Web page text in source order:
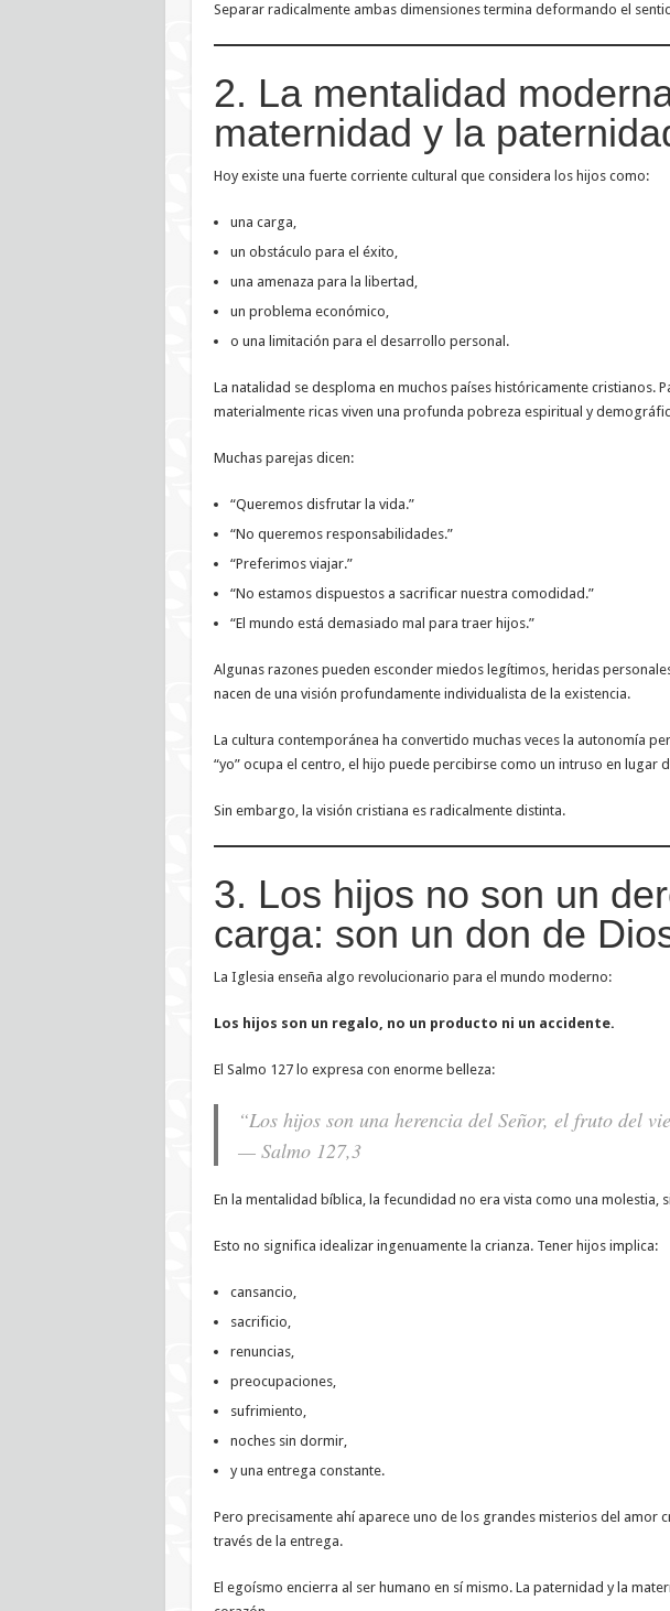
Separar radicalmente ambas dimensiones termina deformando el
2. La mentalidad
maternidad y la
Hoy existe una fuerte corriente cultural que considera los hijos como:
una carga,
un obstáculo para el éxito,
una amenaza para la libertad,
un problema económico,
o una limitación para el desarrollo personal.
La natalidad se desploma en muchos países históricamente cristianos.
materialmente ricas viven una profunda pobreza espiritual y
Muchas parejas dicen:
“Queremos disfrutar la vida.”
“No queremos responsabilidades.”
“Preferimos viajar.”
“No estamos dispuestos a sacrificar nuestra comodidad.”
“El mundo está demasiado mal para traer hijos.”
Algunas razones pueden esconder miedos legítimos, heridas
nacen de una visión profundamente individualista de la existencia.
La cultura contemporánea ha convertido muchas veces la autonomía
“yo” ocupa el centro, el hijo puede percibirse como un intruso en lugar
Sin embargo, la visión cristiana es radicalmente distinta.
3. Los hijos no son un
carga: son un don de
La Iglesia enseña algo revolucionario para el mundo moderno:
Los hijos son un regalo, no un producto ni un accidente.
El Salmo 127 lo expresa con enorme belleza:
“Los hijos son una herencia del Señor, el fruto del
— Salmo 127,3
En la mentalidad bíblica, la fecundidad no era vista como una molestia,
Esto no significa idealizar ingenuamente la crianza. Tener hijos implica:
cansancio,
sacrificio,
renuncias,
preocupaciones,
sufrimiento,
noches sin dormir,
y una entrega constante.
Pero precisamente ahí aparece uno de los grandes misterios del amor
través de la entrega.
El egoísmo encierra al ser humano en sí mismo. La paternidad y la